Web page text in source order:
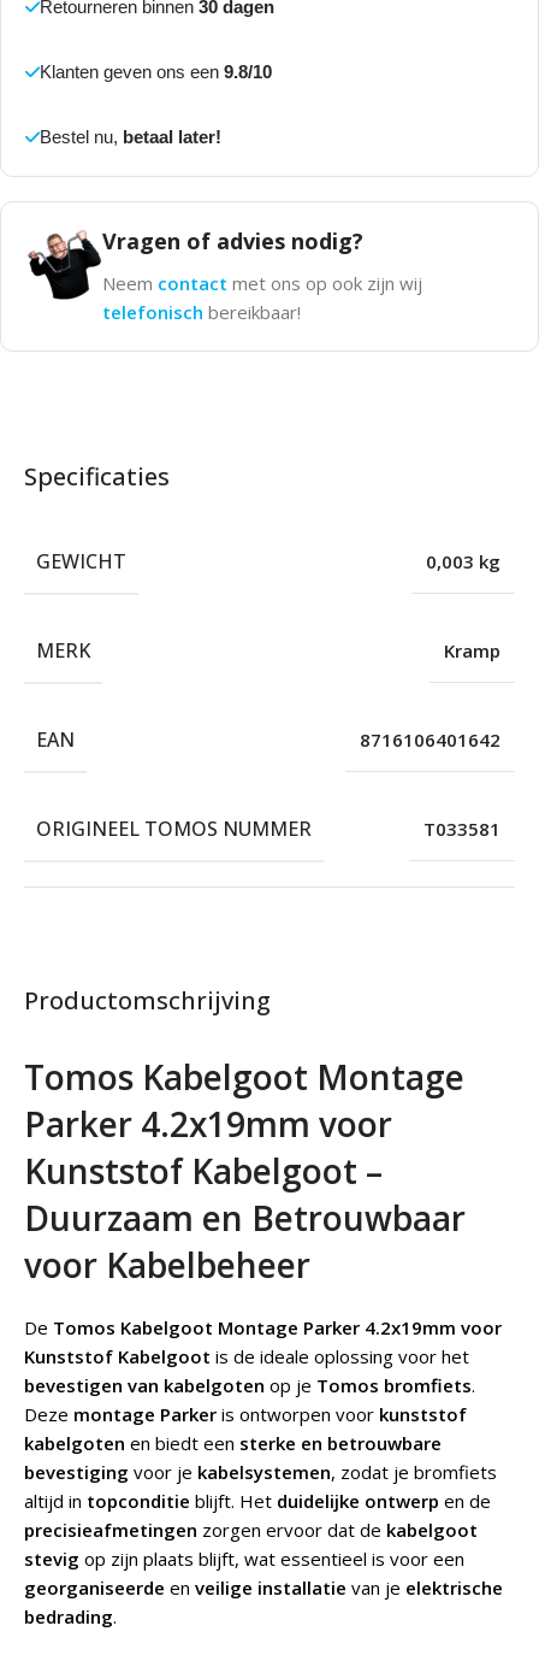
Retourneren binnen 30 dagen
Klanten geven ons een 9.8/10
Bestel nu, betaal later!
Vragen of advies nodig?
Neem contact met ons op ook zijn wij
telefonisch bereikbaar!
Productomschrijving
Tomos Kabelgoot Montage
Parker 4.2x19mm voor
Kunststof Kabelgoot –
Duurzaam en Betrouwbaar
voor Kabelbeheer
De Tomos Kabelgoot Montage Parker 4.2x19mm voor
Kunststof Kabelgoot is de ideale oplossing voor het
bevestigen van kabelgoten op je Tomos bromfiets.
Deze montage Parker is ontworpen voor kunststof
kabelgoten en biedt een sterke en betrouwbare
bevestiging voor je kabelsystemen, zodat je bromfiets
altijd in topconditie blijft. Het duidelijke ontwerp en de
precisieafmetingen zorgen ervoor dat de kabelgoot
stevig op zijn plaats blijft, wat essentieel is voor een
georganiseerde en veilige installatie van je elektrische
bedrading.
Specificaties
GEWICHT 0,003 kg
MERK Kramp
EAN 8716106401642
ORIGINEEL TOMOS NUMMER T033581